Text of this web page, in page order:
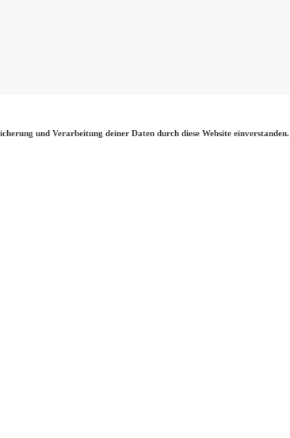
und Verarbeitung deiner Daten durch diese Website einverstanden.